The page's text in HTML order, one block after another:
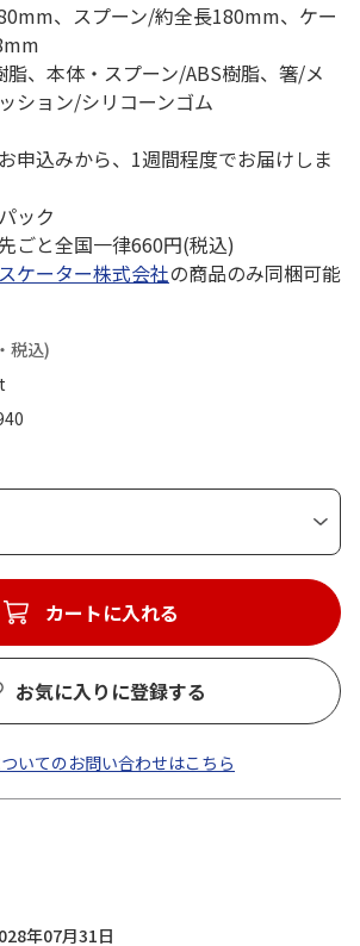
、スプーン/約全長180mm、ケー
、本体・スプーン/ABS樹脂、箸/メ
ション/シリコーンゴム
申込みから、1週間程度でお届けしま
ック
ごと全国一律660円(税込)
スケーター株式会社の商品のみ同梱可能
税込)
カートに入れる
お気に入りに登録する
いてのお問い合わせはこちら
年07月31日